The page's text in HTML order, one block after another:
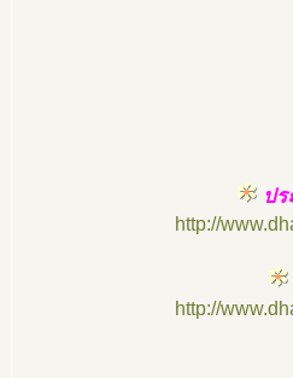
ปร
http://
http://